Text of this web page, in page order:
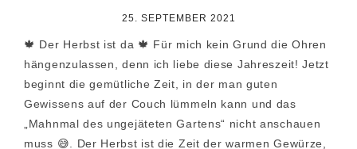
25. SEPTEMBER 2021
🍁 Der Herbst ist da 🍁 Für mich kein Grund die Ohren
hängenzulassen, denn ich liebe diese Jahreszeit! Jetzt
beginnt die gemütliche Zeit, in der man guten
Gewissens auf der Couch lümmeln kann und das
„Mahnmal des ungejäteten Gartens“ nicht anschauen
muss 😅. Der Herbst ist die Zeit der warmen Gewürze,